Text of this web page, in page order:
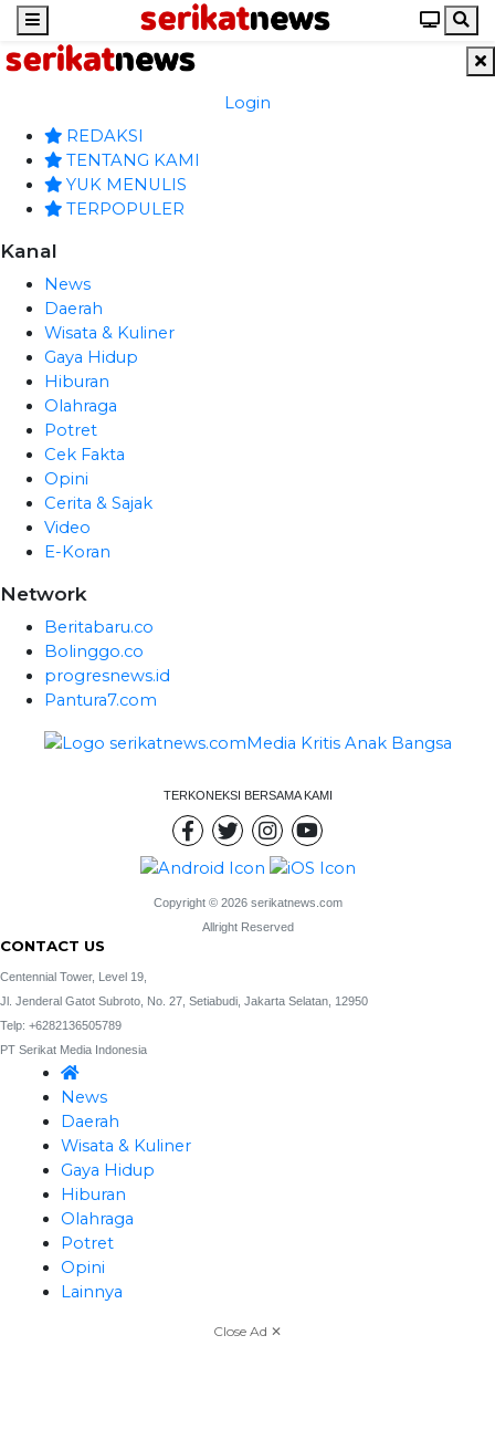
Login
REDAKSI
TENTANG KAMI
YUK MENULIS
TERPOPULER
Kanal
News
Daerah
Wisata & Kuliner
Gaya Hidup
Hiburan
Olahraga
Potret
Cek Fakta
Opini
Cerita & Sajak
Video
E-Koran
Network
Beritabaru.co
Bolinggo.co
progresnews.id
Pantura7.com
TERKONEKSI BERSAMA KAMI
Copyright © 2026 serikatnews.com
Allright Reserved
CONTACT US
Centennial Tower, Level 19,
Jl. Jenderal Gatot Subroto, No. 27, Setiabudi, Jakarta Selatan, 12950
Telp: +6282136505789
PT Serikat Media Indonesia
News
Daerah
Wisata & Kuliner
Gaya Hidup
Hiburan
Olahraga
Potret
Opini
Lainnya
Close Ad ✕